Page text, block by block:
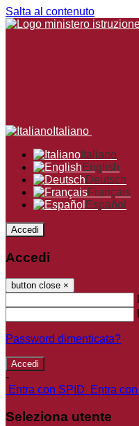
Salta al contenuto
Italiano
Italiano
English
Deutsch
Français
Español
Accedi
Accedi
button close ×
Password dimenticata?
-
Entra con SPID
Entra
Seleziona utente